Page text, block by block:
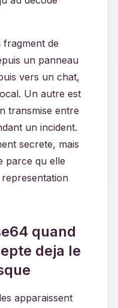
fragment de
un panneau
vers un chat,
Un autre est
transmise entre
un incident.
secrete, mais
parce qu elle
quand
deja le
apparaissent